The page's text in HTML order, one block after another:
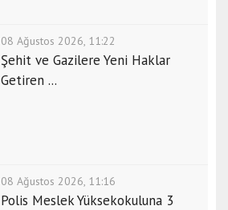
08 Ağustos 2026, 11:22
Şehit ve Gazilere Yeni Haklar
Getiren ...
08 Ağustos 2026, 11:16
Polis Meslek Yüksekokuluna 3